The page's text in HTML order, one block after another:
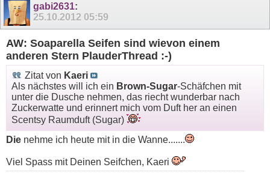
gabi2631:
25.10.2012 05:59
AW: Soaparella Seifen sind wievon einem
anderen Stern PlauderThread :-)
Zitat von Kaeri
Als nächstes will ich ein Brown-Sugar-Schäfchen mit
unter die Dusche nehmen, das riecht wunderbar nach
Zuckerwatte und erinnert mich vom Duft her an einen
Scentsy Raumduft (Sugar)
Die nehme ich heute mit in die Wanne.......
Viel Spass mit Deinen Seifchen, Kaeri